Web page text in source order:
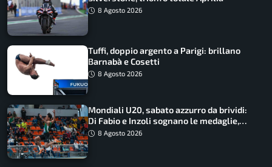
8 Agosto 2026
Tuffi, doppio argento a Parigi: brillano
Barnabà e Cosetti
8 Agosto 2026
Mondiali U20, sabato azzurro da brividi:
Di Fabio e Inzoli sognano le medaglie,
Castellani e Succo in finale
8 Agosto 2026